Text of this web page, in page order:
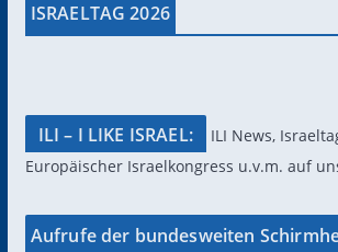
ISRAELTAG 2026
ILI – I LIKE ISRAEL:
ILI News,
Europäischer Israelkongress u.v.m. auf
Aufrufe der bundesweiten